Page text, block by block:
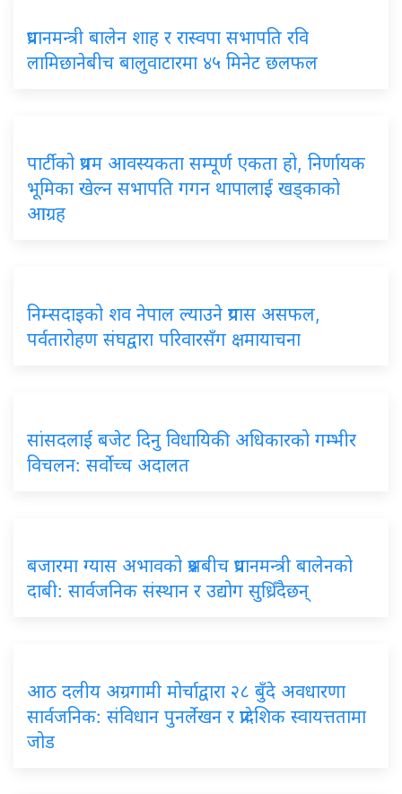
प्रधानमन्त्री बालेन शाह र रास्वपा सभापति रवि
लामिछानेबीच बालुवाटारमा ४५ मिनेट छलफल
पार्टीको प्रथम आवस्यकता सम्पूर्ण एकता हो, निर्णायक
भूमिका खेल्न सभापति गगन थापालाई खड्काको
आग्रह
निम्सदाइको शव नेपाल ल्याउने प्रयास असफल,
पर्वतारोहण संघद्वारा परिवारसँग क्षमायाचना
सांसदलाई बजेट दिनु विधायिकी अधिकारको गम्भीर
विचलन: सर्वोच्च अदालत
बजारमा ग्यास अभावको प्रश्नबीच प्रधानमन्त्री बालेनको
दाबी: सार्वजनिक संस्थान र उद्योग सुध्रिँदैछन्
आठ दलीय अग्रगामी मोर्चाद्वारा २८ बुँदे अवधारणा
सार्वजनिक: संविधान पुनर्लेखन र प्रादेशिक स्वायत्ततामा
जोड